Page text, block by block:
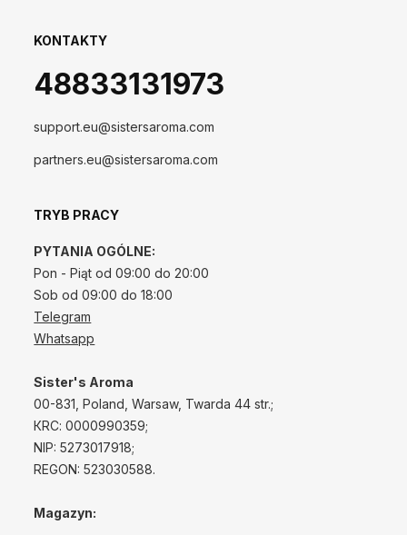
KONTAKTY
48833131973
support.eu@sistersaroma.com
partners.eu@sistersaroma.com
TRYB PRACY
PYTANIA OGÓLNE:
Pon - Piąt od 09:00 do 20:00
Sob od 09:00 do 18:00
Telegram
Whatsapp
Sister's Aroma
00-831, Poland, Warsaw, Twarda 44 str.;
КRС: 0000990359;
NIP: 5273017918;
REGON: 523030588.
Magazyn: